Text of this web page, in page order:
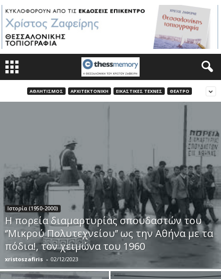
ΑΘΛΗΤΙΣΜΌΣ ΑΡΧΙΤΕΚΤΟΝΙΚΉ ΕΙΚΑΣΤΙΚΈΣ ΤΈΧΝΕΣ ΘΈΑΤΡΟ
Ιστορία (1950-2000)
Η πορεία διαμαρτυρίας σπουδαστών του
‘’Μικρού Πολυτεχνείου’’ ως την Αθήνα με τα
πόδια!, τον χειμώνα του 1960
xristoszafiris - 02/12/2023